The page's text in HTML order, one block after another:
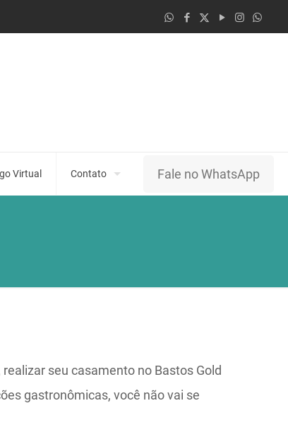
Virtual Contato Fale no WhatsApp
seu casamento no Bastos Gold
gastronômicas, você não vai se